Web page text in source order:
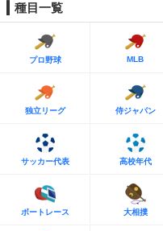
種目一覧
プロ野球 MLB
独立リーグ 侍ジャパン
サッカー代表 高校年代
ボートレース 大相撲